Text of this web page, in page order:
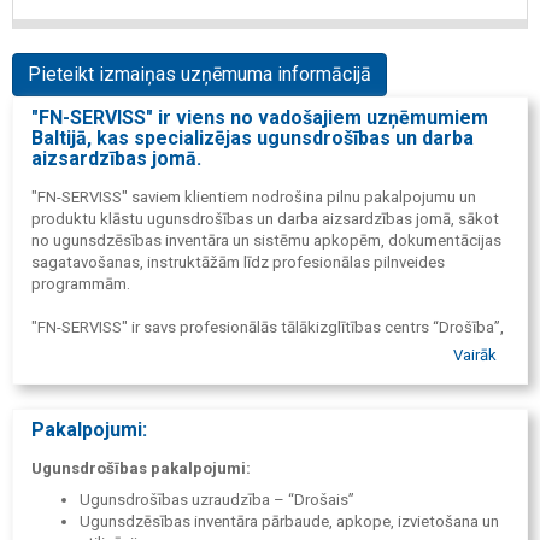
Pieteikt izmaiņas uzņēmuma informācijā
"FN-SERVISS" ir viens no vadošajiem uzņēmumiem
Baltijā, kas specializējas ugunsdrošības un darba
aizsardzības jomā.
"FN-SERVISS" saviem klientiem nodrošina pilnu pakalpojumu un
produktu klāstu ugunsdrošības un darba aizsardzības jomā, sākot
no ugunsdzēsības inventāra un sistēmu apkopēm, dokumentācijas
sagatavošanas, instruktāžām līdz profesionālas pilnveides
programmām.
"FN-SERVISS" ir savs profesionālās tālākizglītības centrs “Drošība”,
kas apvieno nozares labākos pasniedzējus un ekspertus, kas
aizsardzības jomā.
Savu klientu ērtībām "FN-SERVISS" piedāvā modernāko online
darbiniekus ugunsdrošībā un darba aizsardzībā.
Tāpat "FN-SERVISS" online sistēma piedāvā ērtu obligātās
Vairāk
Pakalpojumi:
Ugunsdrošības pakalpojumi:
Ugunsdrošības uzraudzība – “Drošais”
Ugunsdzēsības inventāra pārbaude, apkope, izvietošana un